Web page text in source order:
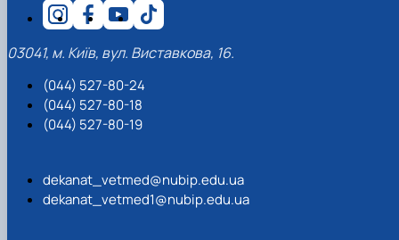
03041, м. Київ, вул. Виставкова, 16.
(044) 527-80-24
(044) 527-80-18
(044) 527-80-19
dekanat_vetmed@nubip.edu.ua
dekanat_vetmed1@nubip.edu.ua